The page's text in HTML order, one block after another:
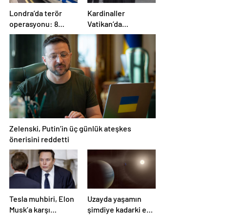
Londra’da terör
operasyonu: 8
gözaltı
Kardinaller
Vatikan’da
toplanmaya başladı
Zelenski, Putin’in üç günlük ateşkes
önerisini reddetti
Tesla muhbiri, Elon
Musk’a karşı
Uzayda yaşamın
şimdiye kadarki en